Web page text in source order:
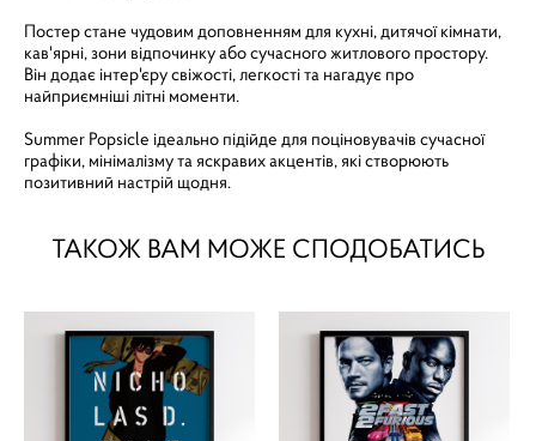
Постер стане чудовим доповненням для кухні, дитячої кімнати,
кав'ярні, зони відпочинку або сучасного житлового простору.
Він додає інтер'єру свіжості, легкості та нагадує про
найприємніші літні моменти.
Summer Popsicle ідеально підійде для поціновувачів сучасної
графіки, мінімалізму та яскравих акцентів, які створюють
позитивний настрій щодня.
ТАКОЖ ВАМ МОЖЕ СПОДОБАТИСЬ